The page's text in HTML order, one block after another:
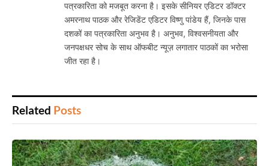
पत्रकारिता को मजबूत करना है। इसके सीनियर एडिटर डॉक्टर
अमरनाथ पाठक और रेजिडेंट एडिटर विष्णु पांडेय हैं, जिनके पास
दशकों का पत्रकारिता अनुभव है। अनुभव, विश्वसनीयता और
जनपक्षधर सोच के साथ ऑफबीट न्यूज़ लगातार पाठकों का भरोसा
जीत रहा है।
Related Posts